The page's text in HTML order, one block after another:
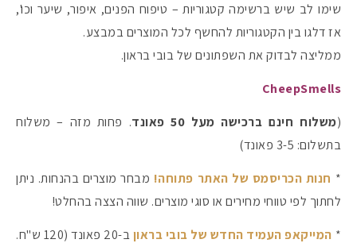
שימו לב שיש ברשימה קטגוריות – טיפוח הפנים, איפור, שיער וכו',
אז דלגו בין הקטגוריות להחשף לכל המוצרים במבצע.
ממליצה לבדוק את השפתונים של בובי בראון.
CheepSmells
(משלוח חינם ברכישה מעל 50 פאונד
. פחות מזה – משלוח
בתשלום: 3-5 פאונד)
* חנות הכריסמס של האתר פתוחה! מבחר מוצרים בהנחות. ניתן
לחתוך לפי טווחי מחירים או סוגי מוצרים. שווה הצצה בהחלט!
* המייקאפ העמיד החדש של בובי בראון
ב-20 פאונד (120 ש"ח.